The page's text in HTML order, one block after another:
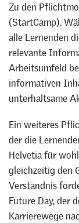
Zu den
(StartCamp).
alle Lernenden
relevante
Arbeitsumfeld
informativen
unterhaltsame
Ein weiteres
der die
Helvetia für
gleichzeitig den
Verständnis
Future Day, der
Karrierewege